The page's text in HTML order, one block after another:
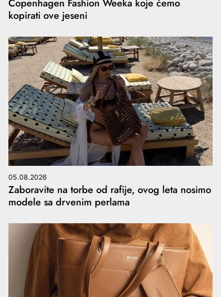
Copenhagen Fashion Weeka koje ćemo
kopirati ove jeseni
05.08.2026
Zaboravite na torbe od rafije, ovog leta nosimo
modele sa drvenim perlama